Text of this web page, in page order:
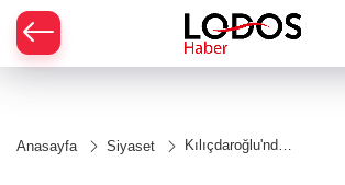
Anasayfa Siyaset
Kılıçdaroğlu'ndan